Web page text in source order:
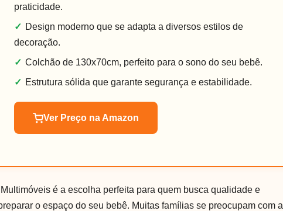
praticidade.
✓ Design moderno que se adapta a diversos estilos de
decoração.
✓ Colchão de 130x70cm, perfeito para o sono do seu bebê.
✓ Estrutura sólida que garante segurança e estabilidade.
Ver Preço na Amazon
é a escolha perfeita para quem busca qualidade e
o espaço do seu bebê. Muitas famílias se preocupam com a